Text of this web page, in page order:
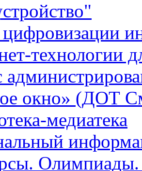
технологии
окно» (ДОТ
медиатека